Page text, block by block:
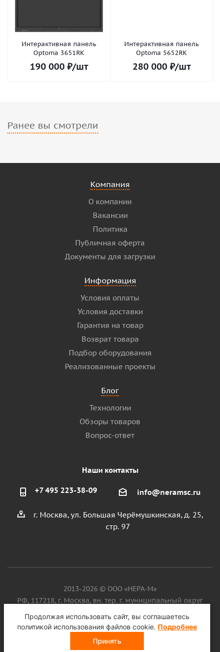
Интерактивная панель
Optoma 3651RK
190 000 ₽/шт
Интерактивная панель
Optoma 5652RK
280 000 ₽/шт
Ранее вы смотрели
Компания
О компании
Вакансии
Политика
Публичная оферта
Документы для загрузки
Информация
Условия оплаты
Условия доставки
Гарантия на товар
Возврат товара
Подбор оборудования
Реализованные проекты
Блог
Технологии
Обзоры товаров
Вопрос-ответ
Наши контакты
+7 495 223-38-09 info@neramsc.ru
г. Москва, ул. Большая Черёмушкинская, д. 25,
стр. 97
2013-2026 © ООО «НЕРА-М»
РФ, 117218, г. Москва, вн. тер. г. муниципальный округ
Котловка, ул. Большая Черёмушкинская, д. 25, стр. 97, ИНН
9718086924, ОГРН 1187746099750
Продолжая использовать сайт, вы соглашаетесь
политикой использования файлов cookie. Подробнее
Принять